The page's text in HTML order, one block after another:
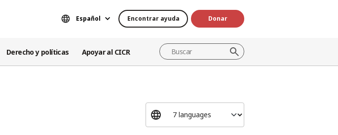
Español Encontrar ayuda Donar
Derecho y políticas Apoyar al CICR